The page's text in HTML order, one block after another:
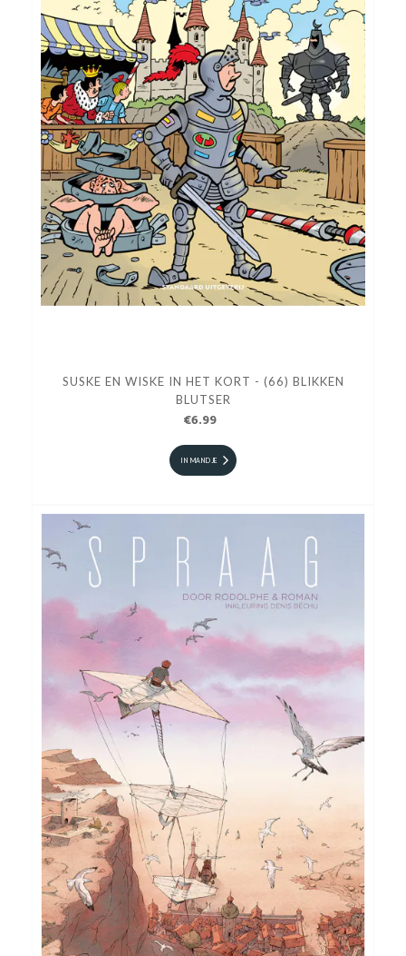
SUSKE EN WISKE IN HET KORT - (66) BLIKKEN
BLUTSER
€6.99
IN MANDJE